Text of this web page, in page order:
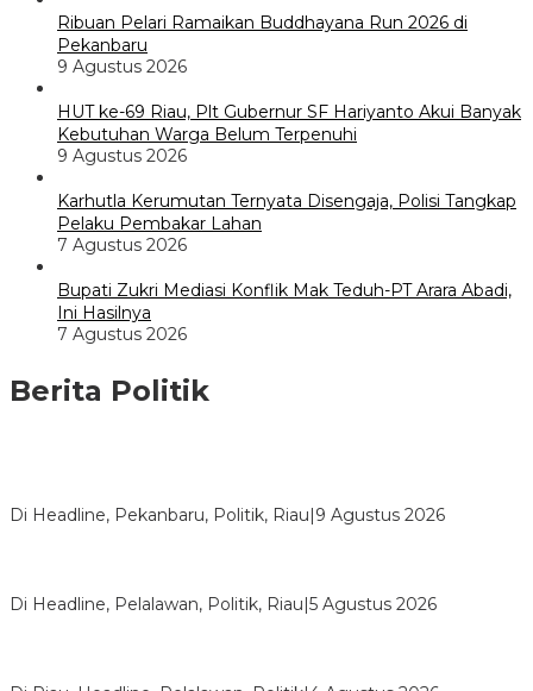
Ribuan Pelari Ramaikan Buddhayana Run 2026 di
Pekanbaru
9 Agustus 2026
HUT ke-69 Riau, Plt Gubernur SF Hariyanto Akui Banyak
Kebutuhan Warga Belum Terpenuhi
9 Agustus 2026
Karhutla Kerumutan Ternyata Disengaja, Polisi Tangkap
Pelaku Pembakar Lahan
7 Agustus 2026
Bupati Zukri Mediasi Konflik Mak Teduh-PT Arara Abadi,
Ini Hasilnya
7 Agustus 2026
Berita Politik
Di Headline, Pekanbaru, Politik, Riau|9 Agustus 2026
Di Headline, Pelalawan, Politik, Riau|5 Agustus 2026